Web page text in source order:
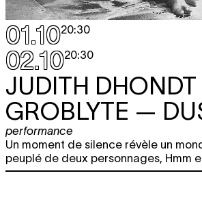
01.1020:30
02.1020:30
JUDITH DHONDT
GROBLYTE —
performance
Un moment de silence révèle un
peuplé de deux personnages, Hmm